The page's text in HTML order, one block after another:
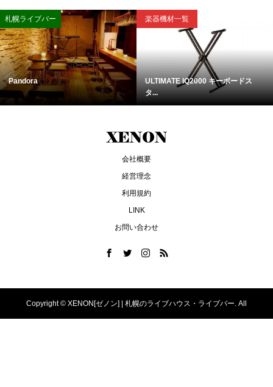
札幌ライブバー
Pandora
楽器機材一覧
ULTIMATE IQ2000 キーボードス
タ...
会社概要
経営理念
利用規約
LINK
お問い合わせ
Copyright © XENON[ゼノン] | 札幌のライブハウス・ライブバー. All